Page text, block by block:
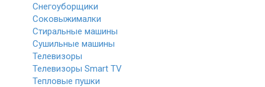
Снегоуборщики
Соковыжималки
Стиральные машины
Сушильные машины
Телевизоры
Телевизоры Smart TV
Тепловые пушки